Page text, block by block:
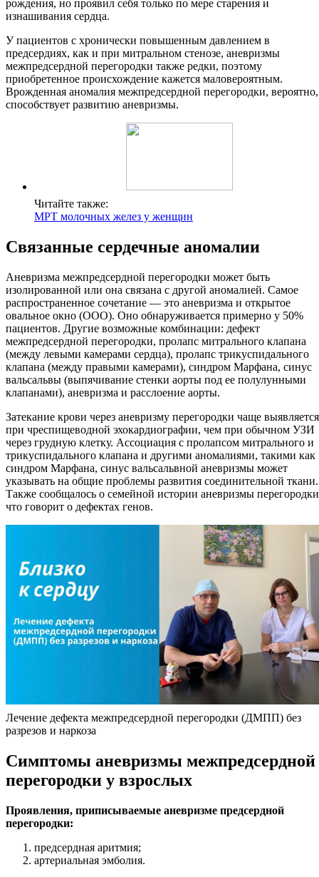
рождения, но проявил себя только по мере старения и
изнашивания сердца.
У пациентов с хронически повышенным давлением в
предсердиях, как и при митральном стенозе, аневризмы
межпредсердной перегородки также редки, поэтому
приобретенное происхождение кажется маловероятным.
Врожденная аномалия межпредсердной перегородки, вероятно,
способствует развитию аневризмы.
Читайте также:
МРТ молочных желез у женщин
Связанные сердечные аномалии
Аневризма межпредсердной перегородки может быть
изолированной или она связана с другой аномалией. Самое
распространенное сочетание — это аневризма и открытое
овальное окно (ООО). Оно обнаруживается примерно у 50%
пациентов. Другие возможные комбинации: дефект
межпредсердной перегородки, пролапс митрального клапана
(между левыми камерами сердца), пролапс трикуспидального
клапана (между правыми камерами), синдром Марфана, синус
вальсальвы (выпячивание стенки аорты под ее полулунными
клапанами), аневризма и расслоение аорты.
Затекание крови через аневризму перегородки чаще выявляется
при чреспищеводной эхокардиографии, чем при обычном УЗИ
через грудную клетку. Ассоциация с пролапсом митрального и
трикуспидального клапана и другими аномалиями, такими как
синдром Марфана, синус вальсальвной аневризмы может
указывать на общие проблемы развития соединительной ткани.
Также сообщалось о семейной истории аневризмы
что говорит о дефектах генов.
Лечение дефекта межпредсердной перегородки (ДМПП) без
разрезов и наркоза
Симптомы аневризмы межпредсердной
перегородки у взрослых
Проявления, приписываемые аневризме предсердной
перегородки:
предсердная аритмия;
артериальная эмболия.